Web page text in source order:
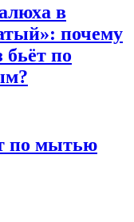
в
почему
по
по мытью